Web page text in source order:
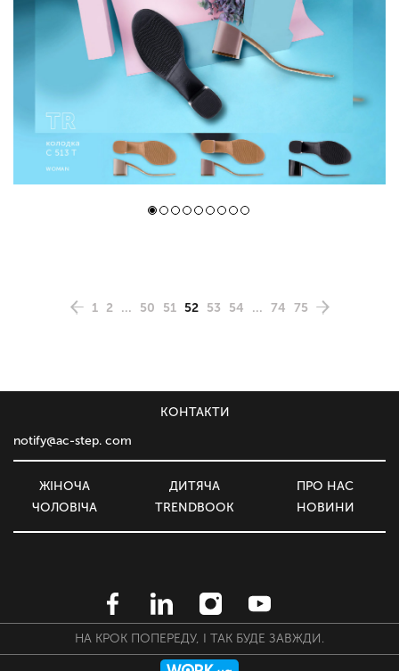
1 2 ... 50 51 52 53 54 ... 74 75
ЖІНОЧА
ЧОЛОВІЧА
ДИТЯЧА
ПРО НАС
TRENDBOOK
НОВИНИ
КОНТАКТИ
notify@ac-step. com
НА КРОК ПОПЕРЕДУ, І ТАК БУДЕ ЗАВЖДИ.